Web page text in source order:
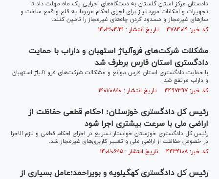
دادستان مرکز استان گلستان به دستگاه‌های اجرایی یک ماه مهلت داد تا
تجهیرات و امکانات‌ مورد نیاز برای اجرای احکام مربوط به قلع و قمع ساخت و
ساز‌های غیرمجاز و مسدود کردن چاه‌های غیرمجاز را تامین کنند.
کد خبر: ۴۷۸۴۰۱۹ تاریخ انتشار : ۱۴۰۳/۰۴/۳۱
مشکلات شرکت‌های فروآلیاژ استهبان و داراب با حمایت
دادگستری استان فارس برطرف شد
با حمایت دادگستری استان فارس موانع و مشکلات شرکت‌های فرو آلیاژ استهبان
و داراب مرتفع شد.
کد خبر: ۴۴۹۷۳۹۷ تاریخ انتشار : ۱۴۰۱/۰۸/۱۰
رئیس کل دادگستری خوزستان: احکام قطعی حفاظت از
اراضی ملی با سرعت بیشتری اجرا شود
رئیس کل دادگستری خوزستان خواستار تسریع در اجرای احکام قطعی و لازم الاجرا
در خصوص حفاظت از اراضی ملی و تغییر کاربری‌های غیرمجاز شد.
کد خبر: ۴۴۳۴۱۰۸ تاریخ انتشار : ۱۴۰۱/۰۶/۱۵
رئیس کل دادگستری کهگیلویه و بویراحمد:عامل بسیاری از